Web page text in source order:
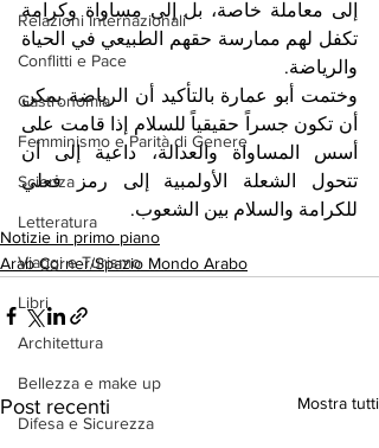
Relazioni Internazionali
Conflitti e Pace
Gastronomia
Femminismo e Parità di Genere
Scienza
Letteratura
Viaggi e Turismo
Libri
Architettura
Bellezza e make up
Difesa e Sicurezza
إلى معاملة خاصة، بل إلى مساواة وكرامة
والرياضة.
وختمت أبو عمارة بالتأكيد أن الرياضة يمكن
أسس المساواة والعدالة، داعية إلى أن
تتحول الشعلة الأولمبية إلى رمز فعلي
للكرامة والسلام بين الشعوب.
Notizie in primo piano
Arab Corner/Spazio Mondo Arabo
Post recenti Mostra tutti